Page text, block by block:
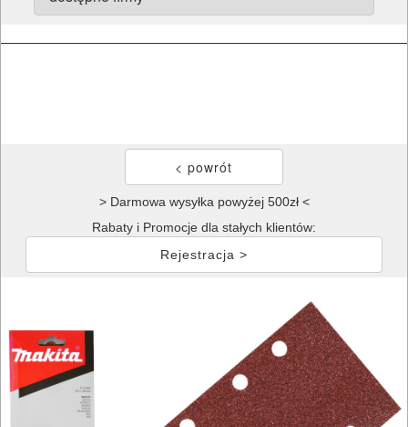
> Darmowa wysyłka powyżej 500zł <
Rabaty i Promocje dla stałych klientów:
Rejestracja >